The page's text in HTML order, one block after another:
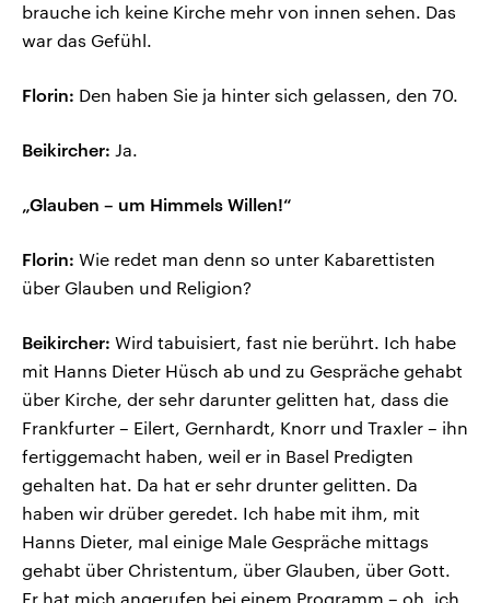
brauche ich keine Kirche mehr von innen sehen. Das
war das Gefühl.
Florin: Den haben Sie ja hinter sich gelassen, den 70.
Beikircher: Ja.
„Glauben – um Himmels Willen!“
Florin: Wie redet man denn so unter Kabarettisten
über Glauben und Religion?
Beikircher: Wird tabuisiert, fast nie berührt. Ich habe
mit Hanns Dieter Hüsch ab und zu Gespräche gehabt
über Kirche, der sehr darunter gelitten hat, dass die
Frankfurter – Eilert, Gernhardt, Knorr und Traxler – ihn
fertiggemacht haben, weil er in Basel Predigten
gehalten hat. Da hat er sehr drunter gelitten. Da
haben wir drüber geredet. Ich habe mit ihm, mit
Hanns Dieter, mal einige Male Gespräche mittags
gehabt über Christentum, über Glauben, über Gott.
Er hat mich angerufen bei einem Programm – oh, ich